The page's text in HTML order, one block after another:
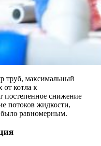
труб, максимальный
от котла к
постепенное снижение
потоков жидкости,
было равномерным.